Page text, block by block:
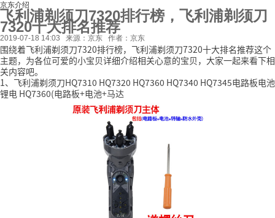
京东介绍
飞利浦剃须刀7320排行榜，飞利浦剃须刀
7320十大排名推荐
2019-07-18 14:03 来源：京东 作者：京东
围绕着飞利浦剃须刀7320排行榜，飞利浦剃须刀7320十大排名推荐这个
主题，为各位可爱的小宝贝详细介绍相关心意的宝贝，大家一起来看下相
关内容吧。
1、飞利浦剃须刀HQ7310 HQ7320 HQ7360 HQ7340 HQ7345电路板电池
锂电 HQ7360(电路板+电池+马达